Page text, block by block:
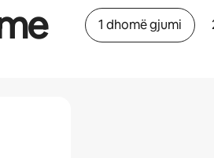
1 dhomë gjumi